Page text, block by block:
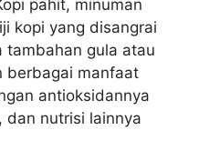
pahit, minuman
kopi yang disangrai
tambahan gula atau
berbagai manfaat
antioksidannya
dan nutrisi lainnya